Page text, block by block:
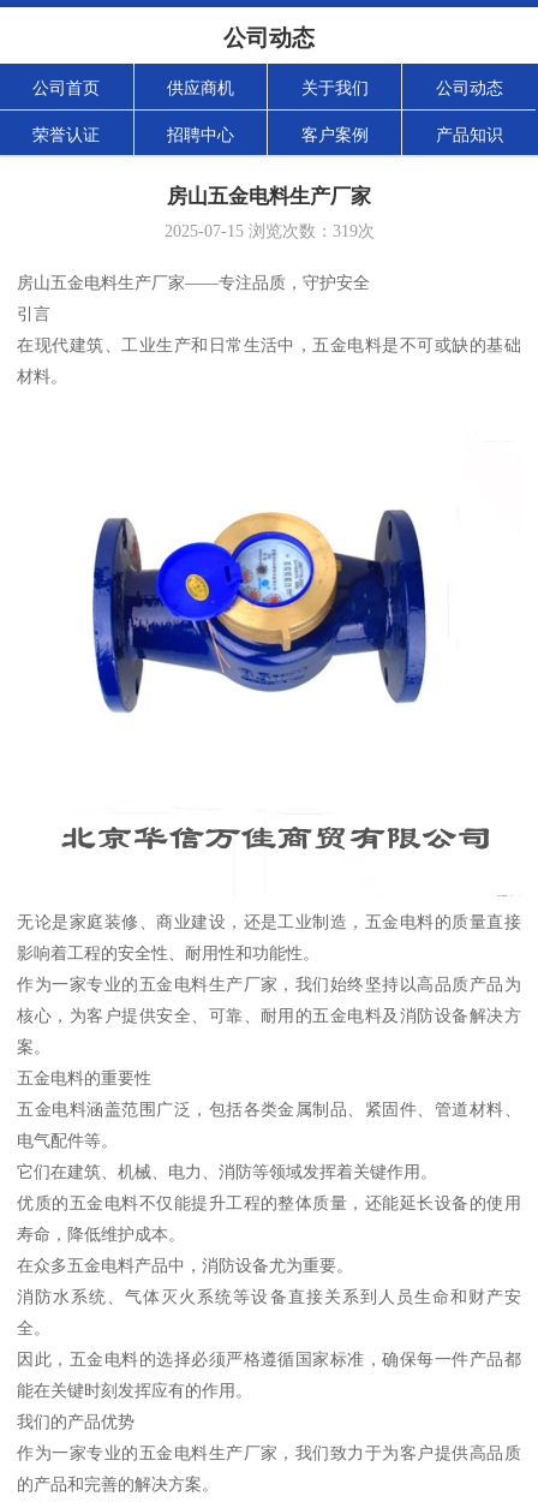
公司动态
公司首页 供应商机 关于我们 公司动态
荣誉认证 招聘中心 客户案例 产品知识
房山五金电料生产厂家
2025-07-15浏览次数： 319次
房山五金电料生产厂家——专注品质，守护安全
引言
在现代建筑、工业生产和日常生活中，五金电料是不可或缺的基础
材料。
无论是家庭装修、商业建设，还是工业制造，五金电料的质量直接
影响着工程的安全性、耐用性和功能性。
作为一家专业的五金电料生产厂家，我们始终坚持以高品质产品为
核心，为客户提供安全、可靠、耐用的五金电料及消防设备解决方
案。
五金电料的重要性
五金电料涵盖范围广泛，包括各类金属制品、紧固件、管道材料、
电气配件等。
它们在建筑、机械、电力、消防等领域发挥着关键作用。
优质的五金电料不仅能提升工程的整体质量，还能延长设备的使用
寿命，降低维护成本。
在众多五金电料产品中，消防设备尤为重要。
消防水系统、气体灭火系统等设备直接关系到人员生命和财产安
全。
因此，五金电料的选择必须严格遵循国家标准，确保每一件产品都
能在关键时刻发挥应有的作用。
我们的产品优势
作为一家专业的五金电料生产厂家，我们致力于为客户提供高品质
的产品和完善的解决方案。